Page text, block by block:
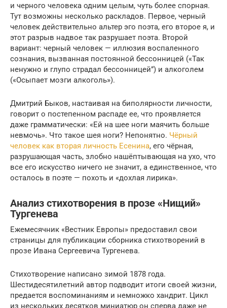
и черного человека одним целым, чуть более спорная.
Тут возможны несколько раскладов. Первое, черный
человек действительно альтер эго поэта, его второе я, и
этот разрыв надвое так разрушает поэта. Второй
вариант: черный человек — иллюзия воспаленного
сознания, вызванная постоянной бессонницей («Так
ненужно и глупо страдал бессонницей”) и алкоголем
(«Осыпает мозги алкоголь»).
Дмитрий Быков, настаивая на биполярности личности,
говорит о постепенном распаде ее, что проявляется
даже грамматически: «Ей на шее ноги маячить больше
невмочь». Что такое шея ноги? Непонятно. Чёрный
человек как вторая личность Есенина, его чёрная,
разрушающая часть, злобно нашёптывающая на ухо, что
все его искусство ничего не значит, а единственное, что
осталось в поэте — похоть и «дохлая лирика».
Анализ стихотворения в прозе «Нищий»
Тургенева
Ежемесячник «Вестник Европы» предоставил свои
страницы для публикации сборника стихотворений в
прозе Ивана Сергеевича Тургенева.
Стихотворение написано зимой 1878 года.
Шестидесятилетний автор подводит итоги своей жизни,
предается воспоминаниям и немножко хандрит. Цикл
из нескольких десятков миниатюр он сперва даже не